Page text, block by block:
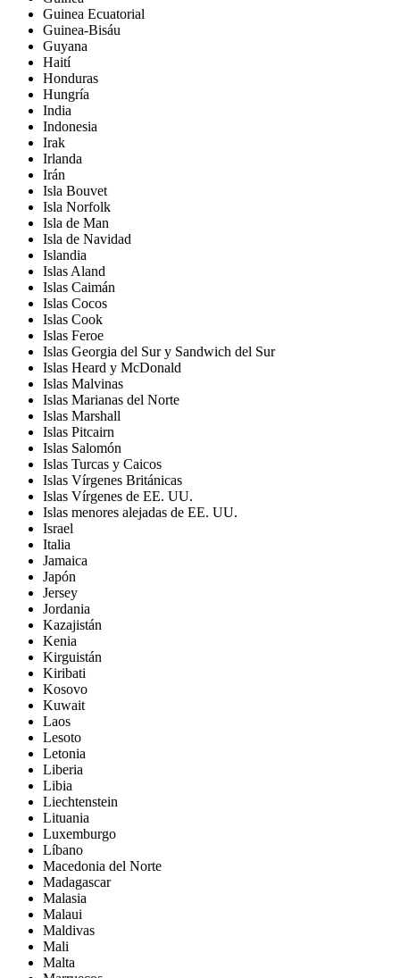
Guinea Ecuatorial
Guinea-Bisáu
Guyana
Haití
Honduras
Hungría
India
Indonesia
Irak
Irlanda
Irán
Isla Bouvet
Isla Norfolk
Isla de Man
Isla de Navidad
Islandia
Islas Aland
Islas Caimán
Islas Cocos
Islas Cook
Islas Feroe
Islas Georgia del Sur y Sandwich del Sur
Islas Heard y McDonald
Islas Malvinas
Islas Marianas del Norte
Islas Marshall
Islas Pitcairn
Islas Salomón
Islas Turcas y Caicos
Islas Vírgenes Británicas
Islas Vírgenes de EE. UU.
Islas menores alejadas de EE. UU.
Israel
Italia
Jamaica
Japón
Jersey
Jordania
Kazajistán
Kenia
Kirguistán
Kiribati
Kosovo
Kuwait
Laos
Lesoto
Letonia
Liberia
Libia
Liechtenstein
Lituania
Luxemburgo
Líbano
Macedonia del Norte
Madagascar
Malasia
Malaui
Maldivas
Mali
Malta